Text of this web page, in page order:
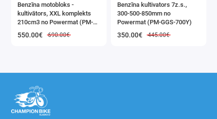
Alumīnija kāpnes 3,2 m
Benzīna motobloks -
kultivātors, XXL komplekts
210cm3 no Powermat (PM-
550.00€ 690.00€
Benzīna kultivators 7z.s.,
300-500-850mm no
Powermat (PM-GGS-700Y)
350.00€ 445.00€